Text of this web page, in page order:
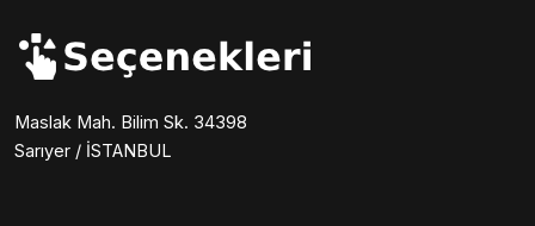
Maslak Mah. Bilim Sk. 34398
Sarıyer / İSTANBUL